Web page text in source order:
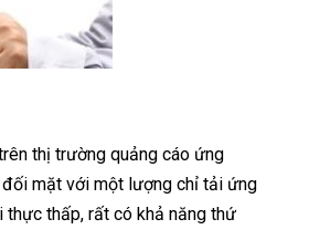
thị trường quảng cáo ứng
đối mặt với một lượng chỉ tải ứng
thấp, rất có khả năng thứ